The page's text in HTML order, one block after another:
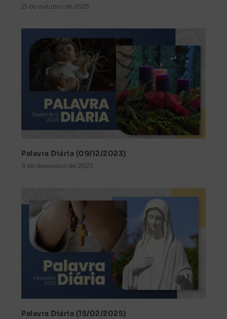
21 de outubro de 2025
Palavra Diária (09/12/2023)
9 de dezembro de 2023
Palavra Diária (15/02/2025)